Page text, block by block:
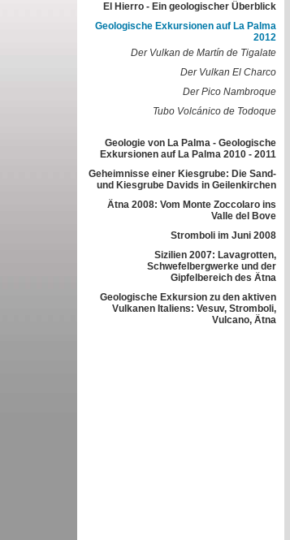
El Hierro - Ein geologischer Überblick
Geologische Exkursionen auf La Palma
2012
Der Vulkan de Martín de Tigalate
Der Vulkan El Charco
Der Pico Nambroque
Tubo Volcánico de Todoque
Geologie von La Palma - Geologische
Exkursionen auf La Palma 2010 - 2011
Geheimnisse einer Kiesgrube: Die Sand-
und Kiesgrube Davids in Geilenkirchen
Ätna 2008: Vom Monte Zoccolaro ins
Valle del Bove
Stromboli im Juni 2008
Sizilien 2007: Lavagrotten,
Schwefelbergwerke und der
Gipfelbereich des Ätna
Geologische Exkursion zu den aktiven
Vulkanen Italiens: Vesuv, Stromboli,
Vulcano, Ätna